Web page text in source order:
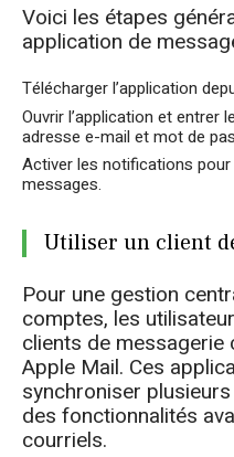
Voici les étapes
application de
Télécharger l’application
Ouvrir l’application et entrer
adresse e-mail et mot de
Activer les notifications
messages.
Utiliser un client
Pour une gestion
comptes, les
clients de
Apple Mail. Ces
synchroniser
des fonctionnalités
courriels.